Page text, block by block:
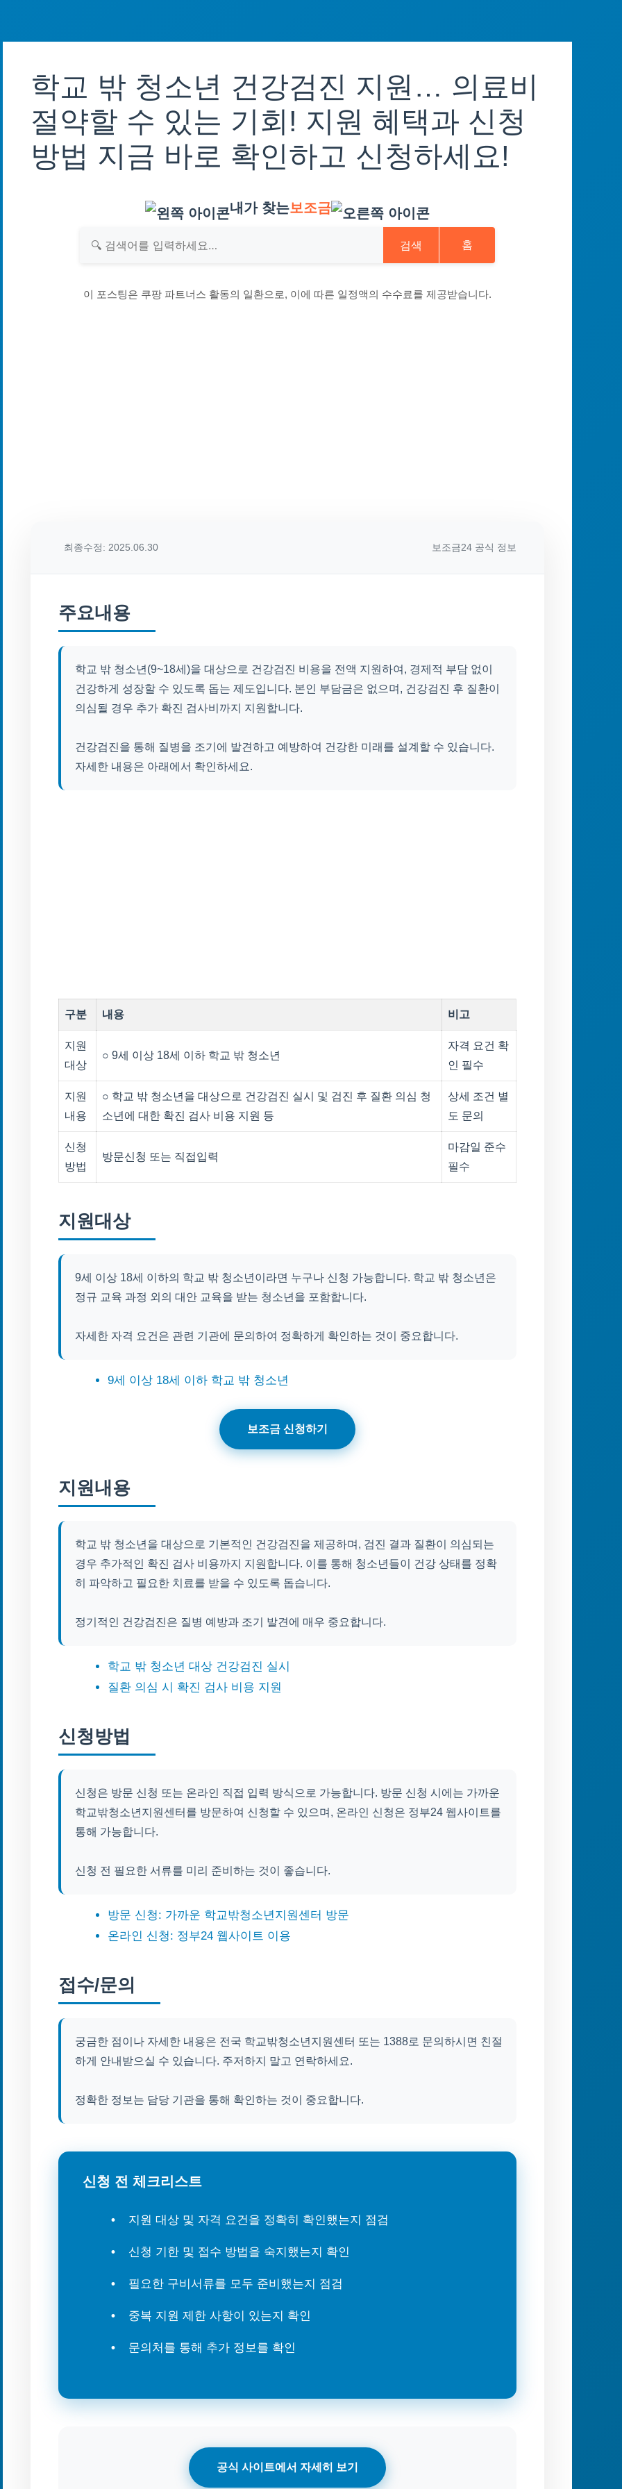
학교 밖 청소년 건강검진 지원… 의료비
절약할 수 있는 기회! 지원 혜택과 신청
방법 지금 바로 확인하고 신청하세요!
내가 찾는보조금
검색 홈
이 포스팅은 쿠팡 파트너스 활동의 일환으로, 이에 따른 일정액의 수수료를 제공받습니다.
최종수정: 2025.06.30 보조금24 공식 정보
주요내용
학교 밖 청소년(9~18세)을 대상으로 건강검진 비용을 전액 지원하여, 경제적 부담 없이
건강하게 성장할 수 있도록 돕는 제도입니다. 본인 부담금은 없으며, 건강검진 후 질환이
의심될 경우 추가 확진 검사비까지 지원합니다.
건강검진을 통해 질병을 조기에 발견하고 예방하여 건강한 미래를 설계할 수 있습니다.
자세한 내용은 아래에서 확인하세요.
구분 내용 비고
지원
대상
○ 9세 이상 18세 이하 학교 밖 청소년
자격 요건 확
인 필수
지원
내용
○ 학교 밖 청소년을 대상으로 건강검진 실시 및 검진 후 질환 의심 청
소년에 대한 확진 검사 비용 지원 등
상세 조건 별
도 문의
신청
방법
방문신청 또는 직접입력
마감일 준수
필수
지원대상
9세 이상 18세 이하의 학교 밖 청소년이라면 누구나 신청 가능합니다. 학교 밖 청소년은
정규 교육 과정 외의 대안 교육을 받는 청소년을 포함합니다.
자세한 자격 요건은 관련 기관에 문의하여 정확하게 확인하는 것이 중요합니다.
9세 이상 18세 이하 학교 밖 청소년
보조금 신청하기
지원내용
학교 밖 청소년을 대상으로 기본적인 건강검진을 제공하며, 검진 결과 질환이 의심되는
경우 추가적인 확진 검사 비용까지 지원합니다. 이를 통해 청소년들이 건강 상태를 정확
히 파악하고 필요한 치료를 받을 수 있도록 돕습니다.
정기적인 건강검진은 질병 예방과 조기 발견에 매우 중요합니다.
학교 밖 청소년 대상 건강검진 실시
질환 의심 시 확진 검사 비용 지원
신청방법
신청은 방문 신청 또는 온라인 직접 입력 방식으로 가능합니다. 방문 신청 시에는 가까운
학교밖청소년지원센터를 방문하여 신청할 수 있으며, 온라인 신청은 정부24 웹사이트를
통해 가능합니다.
신청 전 필요한 서류를 미리 준비하는 것이 좋습니다.
방문 신청: 가까운 학교밖청소년지원센터 방문
온라인 신청: 정부24 웹사이트 이용
접수/문의
궁금한 점이나 자세한 내용은 전국 학교밖청소년지원센터 또는 1388로 문의하시면 친절
하게 안내받으실 수 있습니다. 주저하지 말고 연락하세요.
정확한 정보는 담당 기관을 통해 확인하는 것이 중요합니다.
신청 전 체크리스트
지원 대상 및 자격 요건을 정확히 확인했는지 점검
신청 기한 및 접수 방법을 숙지했는지 확인
필요한 구비서류를 모두 준비했는지 점검
중복 지원 제한 사항이 있는지 확인
문의처를 통해 추가 정보를 확인
공식 사이트에서 자세히 보기